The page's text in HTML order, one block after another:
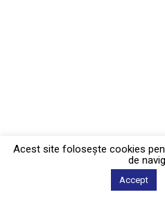
Acest site foloseşte cookies
de
Accept